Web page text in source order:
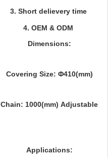
3. Short delievery time
4. OEM & ODM
Dimensions:
Covering Size: Φ410(mm)
Chain: 1000(mm) Adjustable
Applications: